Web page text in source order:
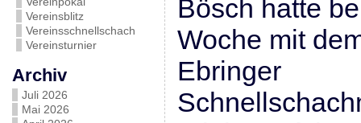
Vereinsblitz
Vereinsschnellschach
Vereinsturnier
Archiv
Juli 2026
Mai 2026
Bösch hatte
Woche mit
Ebringer